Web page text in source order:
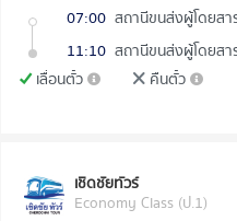
07:00 สถานีขนส่งผู้โดยส
11:10 สถานีขนส่งผู้โดยส
เลื่อนตั๋ว
คืนตั๋ว
เชิดชัยทัวร์
Economy Class (ป.1)